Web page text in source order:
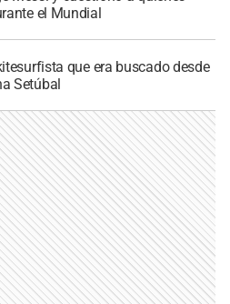
el Mundial
que era buscado desde
Setúbal